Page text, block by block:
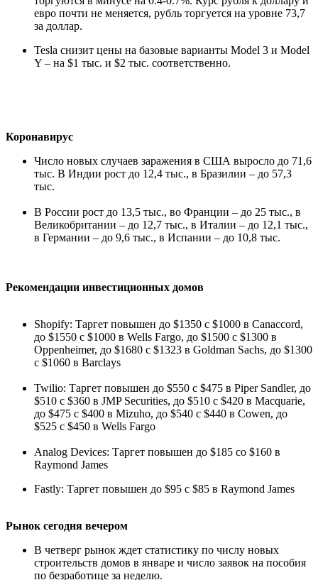
евро почти не меняется, рубль торгуется на уровне 73,7
за доллар.
Tesla снизит цены на базовые варианты Model 3 и Model
Y – на $1 тыс. и $2 тыс. соответственно.
Коронавирус
Число новых случаев заражения в США выросло до 71,6
тыс. В Индии рост до 12,4 тыс., в Бразилии – до 57,3
тыс.
В России рост до 13,5 тыс., во Франции – до 25 тыс., в
Великобритании – до 12,7 тыс., в Италии – до 12,1 тыс.,
в Германии – до 9,6 тыс., в Испании – до 10,8 тыс.
Рекомендации инвестиционных домов
Shopify: Таргет повышен до $1350 с $1000 в Canaccord,
до $1550 с $1000 в Wells Fargo, до $1500 с $1300 в
Oppenheimer, до $1680 с $1323 в Goldman Sachs, до $1300
с $1060 в Barclays
Twilio: Таргет повышен до $550 с $475 в Piper Sandler, до
$510 с $360 в JMP Securities, до $510 с $420 в Macquarie,
до $475 с $400 в Mizuho, до $540 с $440 в Cowen, до
$525 с $450 в Wells Fargo
Analog Devices: Таргет повышен до $185 со $160 в
Raymond James
Fastly: Таргет повышен до $95 с $85 в Raymond James
Рынок сегодня вечером
В четверг рынок ждет статистику по числу новых
строительств домов в январе и число заявок на пособия
по безработице за неделю.